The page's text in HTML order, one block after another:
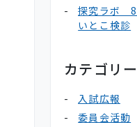
探究ラボ
いとこ検診
カテゴリー
入試広報
委員会活動